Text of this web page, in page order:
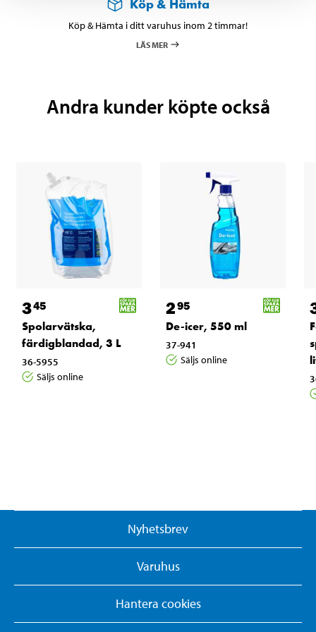
Köp & Hämta
Köp & Hämta i ditt varuhus inom 2 timmar!
LÄS MER
Andra kunder köpte också
345
Spolarvätska,
färdigblandad, 3 L
36-5955
Säljs online
295
De-icer, 550 ml
37-941
Säljs online
Nyhetsbrev
Varuhus
Hantera cookies